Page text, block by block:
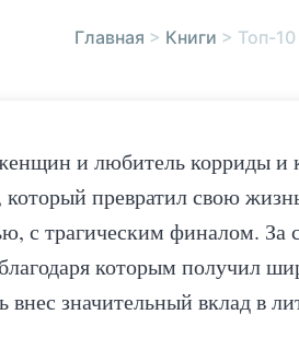
Главная > Книги > Топ-
и любитель корриды и
который превратил свою
с трагическим финалом. За
которым получил
значительный вклад в